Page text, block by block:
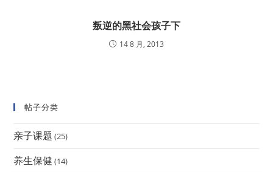
叛逆的黑社会孩子下
14 8 月, 2013
帖子分类
亲子课题 (25)
养生保健 (14)